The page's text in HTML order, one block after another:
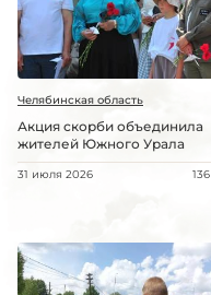
Челябинская область
Акция скорби объединила
жителей Южного Урала
31 июля 2026 136